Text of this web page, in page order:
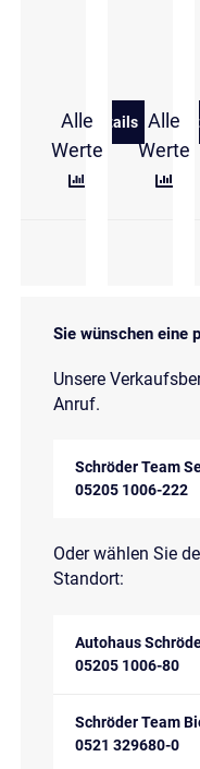
Alle
Werte
Details
zu Alle
Werte
Sie wünschen eine
Unsere
Anruf.
Schröder Team
05205 1006-222
Oder wählen Sie
Standort:
Autohaus
05205 1006-80
Schröder Team
0521 329680-0